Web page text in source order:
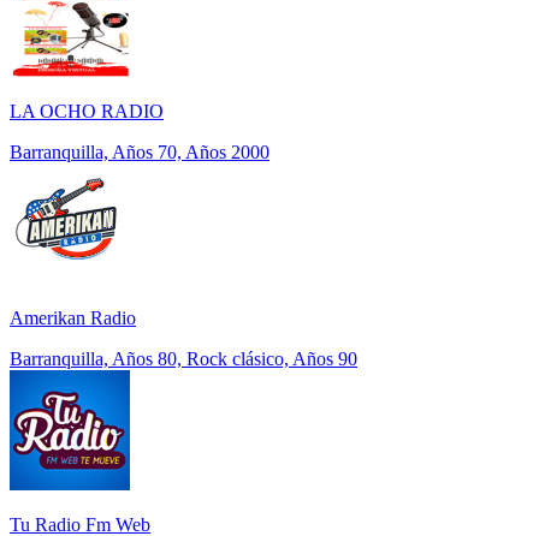
LA OCHO RADIO
Barranquilla, Años 70, Años 2000
Amerikan Radio
Barranquilla, Años 80, Rock clásico, Años 90
Tu Radio Fm Web